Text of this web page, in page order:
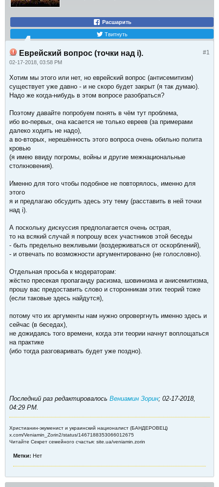
Расшарить
Твитнуть
#1
Еврейский вопрос (точки над i).
02-17-2018, 03:58 PM
Хотим мы этого или нет, но еврейский вопрос (антисемитизм)
существует уже давно - и не скоро будет закрыт (я так думаю).
Надо же когда-нибудь в этом вопросе разобраться?
Поэтому давайте попробуем понять в чём тут проблема,
ибо во-первых, она касается не только евреев (за примерами
далеко ходить не надо),
а во-вторых, нерешённость этого вопроса очень обильно полита
кровью
(я имею ввиду погромы, войны и другие межнациональные
столкновения).
Именно для того чтобы подобное не повторялось, именно для
этого
я и предлагаю обсудить здесь эту тему (расставить в ней точки
над i).
А поскольку дискуссия предполагается очень острая,
то на всякий случай я попрошу всех участников этой беседы
- быть предельно вежливыми (воздерживаться от оскорблений),
- и отвечать по возможности аргументированно (не голословно).
Отдельная просьба к модераторам:
жёстко пресекая пропаганду расизма, шовинизма и анисемитизма,
прошу вас предоставить слово и сторонникам этих теорий тоже
(если таковые здесь найдутся),
потому что их аргументы нам нужно опровергнуть именно здесь и
сейчас (в беседах),
не дожидаясь того времени, когда эти теории начнут воплощаться
на практике
(ибо тогда разговаривать будет уже поздно).
Последний раз редактировалось Вениамин Зорин; 02-17-2018,
04:29 PM.
Христианин-экуменист и украинский националист (БАНДЕРОВЕЦ)
x.com/Veniamin_Zorin2/status/1467188353066012675
Читайте Секрет семейного счастья: site.ua/veniamin.zorin
Метки: Нет